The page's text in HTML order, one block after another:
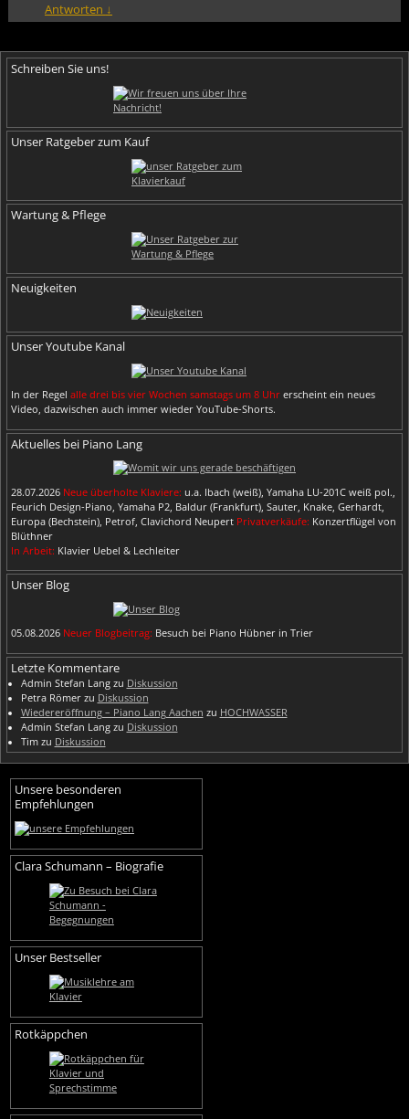
Antworten ↓
Schreiben Sie uns!
Unser Ratgeber zum Kauf
Wartung & Pflege
Neuigkeiten
Unser Youtube Kanal
In der Regel alle drei bis vier Wochen samstags um 8 Uhr erscheint ein neues
Video, dazwischen auch immer wieder YouTube-Shorts.
Aktuelles bei Piano Lang
28.07.2026 Neue überholte Klaviere: u.a. Ibach (weiß), Yamaha LU-201C weiß pol.,
Feurich Design-Piano, Yamaha P2, Baldur (Frankfurt), Sauter, Knake, Gerhardt,
Europa (Bechstein), Petrof, Clavichord Neupert Privatverkäufe: Konzertflügel von
Blüthner
In Arbeit: Klavier Uebel & Lechleiter
Unser Blog
05.08.2026 Neuer Blogbeitrag: Besuch bei Piano Hübner in Trier
Letzte Kommentare
Admin Stefan Langzu Diskussion
Petra Römerzu Diskussion
Wiedereröffnung – Piano Lang Aachen zu HOCHWASSER
Admin Stefan Langzu Diskussion
Timzu Diskussion
Unsere besonderen
Empfehlungen
Clara Schumann – Biografie
Unser Bestseller
Rotkäppchen